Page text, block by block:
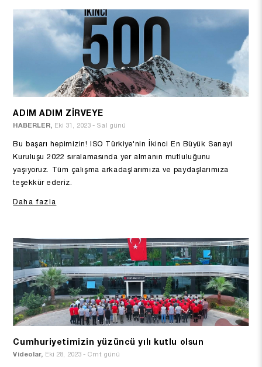
ADIM ADIM ZİRVEYE
HABERLER, Eki 31, 2023 - Sal günü
Bu başarı hepimizin! ISO Türkiye'nin İkinci En Büyük Sanayi
Kuruluşu 2022 sıralamasında yer almanın mutluluğunu
yaşıyoruz. Tüm çalışma arkadaşlarımıza ve paydaşlarımıza
teşekkür ederiz.
Daha fazla
Cumhuriyetimizin yüzüncü yılı kutlu olsun
Videolar, Eki 28, 2023 - Cmt günü